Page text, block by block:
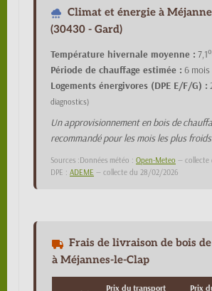
Climat et énergie à
(30430 - Gard)
Température hivernale moyenne :
Période de chauffage estimée : 6 mois
Logements énergivores (DPE E/F/G) :
diagnostics)
Un approvisionnement en bois de
recommandé pour les mois les plus
Sources :Données météo : Open-Meteo — collecte
DPE : ADEME — collecte du 28/02/2026
Frais de livraison de bois
à Méjannes-le-Clap
Prix du transport
Prix